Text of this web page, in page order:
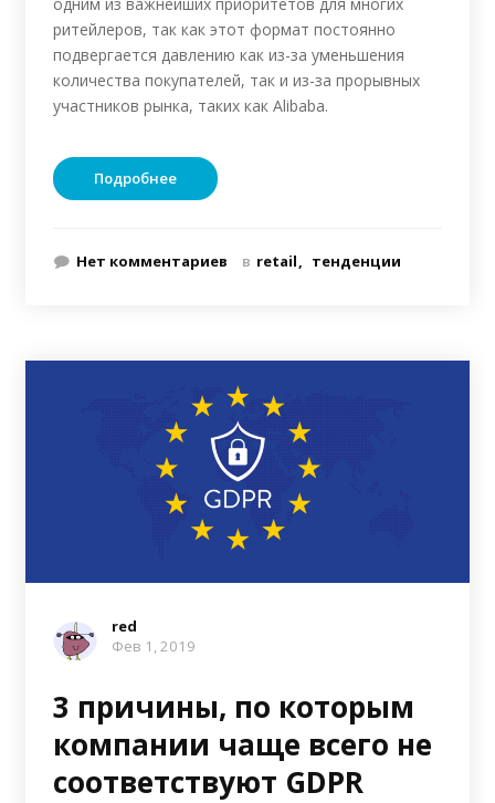
ритейлеров, так как этот формат постоянно
подвергается давлению как из-за уменьшения
количества покупателей, так и из-за прорывных
участников рынка, таких как Alibaba.
Подробнее
Нет комментариев в retail тенденции
red
Фев 1, 2019
3 причины, по которым
компании чаще всего не
соответствуют GDPR